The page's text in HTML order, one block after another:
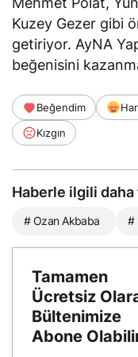
Kuzey Gezer gibi
getiriyor. AyNA
beğenisini
Beğendim
Kızgın
Haberle ilgili daha
# Ozan Akbaba #
Tamamen
Ücretsiz
Bültenimize
Abone